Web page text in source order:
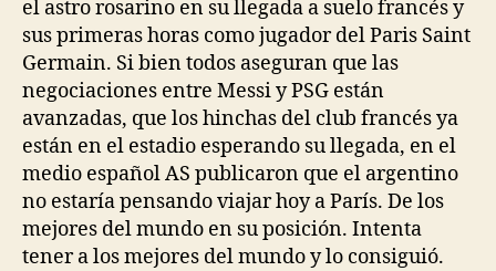
el astro rosarino en su llegada a suelo francés y
sus primeras horas como jugador del Paris Saint
Germain. Si bien todos aseguran que las
negociaciones entre Messi y PSG están
avanzadas, que los hinchas del club francés ya
están en el estadio esperando su llegada, en el
medio español AS publicaron que el argentino
no estaría pensando viajar hoy a París. De los
mejores del mundo en su posición. Intenta
tener a los mejores del mundo y lo consiguió.